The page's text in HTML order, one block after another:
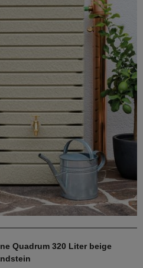
Quadrum 320 Liter beige